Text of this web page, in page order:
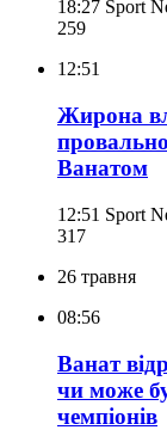
18:27 Sport
259
12:51
Жирона
Ванатом
12:51 Sport
317
26 травня
08:56
Ванат
чи може
чемпіонів